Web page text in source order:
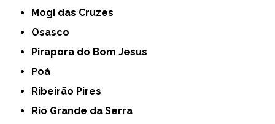
Mogi das Cruzes
Osasco
Pirapora do Bom Jesus
Poá
Ribeirão Pires
Rio Grande da Serra